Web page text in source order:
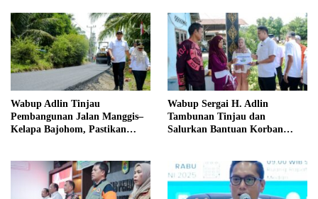
Wabup Adlin Tinjau
Pembangunan Jalan Manggis–
Kelapa Bajohom, Pastikan
Wabup Sergai H. Adlin
Tambunan Tinjau dan
Salurkan Bantuan Korban